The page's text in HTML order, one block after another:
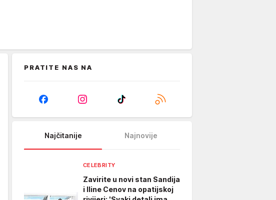
PRATITE NAS NA
Najčitanije Najnovije
CELEBRITY
Zavirite u novi stan Sandija
i Iline Cenov na opatijskoj